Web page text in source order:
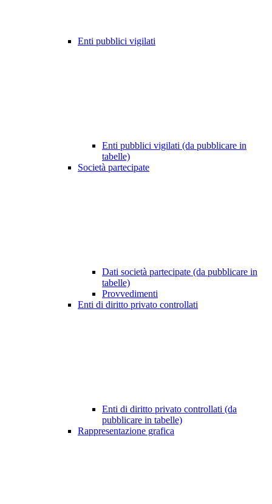
Enti pubblici vigilati
Enti pubblici vigilati (da pubblicare in
tabelle)
Società partecipate
Dati società partecipate (da pubblicare in
tabelle)
Provvedimenti
Enti di diritto privato controllati
Enti di diritto privato controllati (da
pubblicare in tabelle)
Rappresentazione grafica